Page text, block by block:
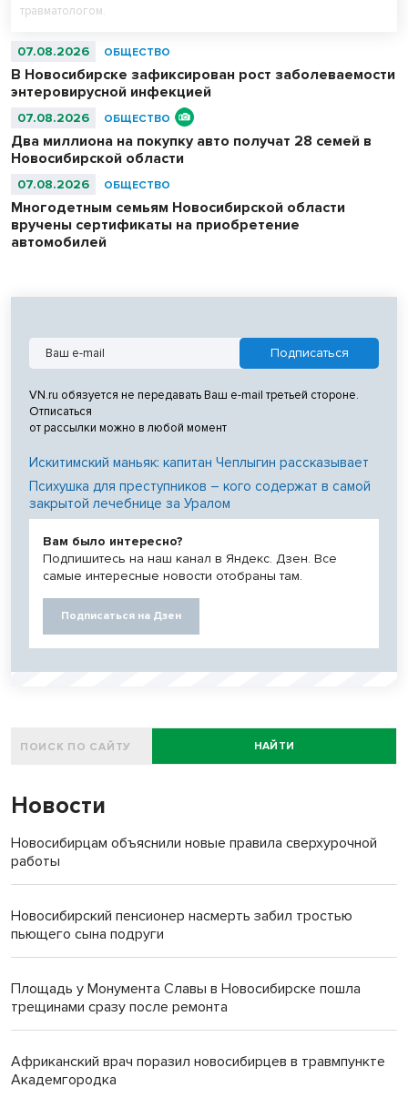
травматологом.
07.08.2026 ОБЩЕСТВО
В Новосибирске зафиксирован рост заболеваемости
энтеровирусной инфекцией
07.08.2026 ОБЩЕСТВО
Два миллиона на покупку авто получат 28 семей в
Новосибирской области
07.08.2026 ОБЩЕСТВО
Многодетным семьям Новосибирской области
вручены сертификаты на приобретение
автомобилей
VN.ru обязуется не передавать Ваш e-mail третьей стороне.
Отписаться
от рассылки можно в любой момент
Искитимский маньяк: капитан Чеплыгин рассказывает
Психушка для преступников – кого содержат в самой
закрытой лечебнице за Уралом
Вам было интересно?
Подпишитесь на наш канал в Яндекс. Дзен. Все
самые интересные новости отобраны там.
Подписаться на Дзен
НАЙТИ
Новости
Новосибирцам объяснили новые правила сверхурочной
работы
Новосибирский пенсионер насмерть забил тростью
пьющего сына подруги
Площадь у Монумента Славы в Новосибирске пошла
трещинами сразу после ремонта
Африканский врач поразил новосибирцев в травмпункте
Академгородка